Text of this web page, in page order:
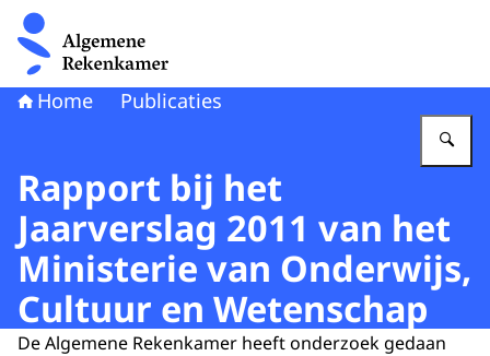
Naar de homepage van Algemene Rekenkamer
Home Publicaties
Rapport bij het
Jaarverslag 2011 van het
Ministerie van Onderwijs,
Cultuur en Wetenschap
De Algemene Rekenkamer heeft onderzoek gedaan